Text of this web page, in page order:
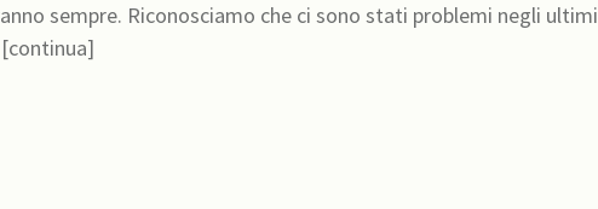
sempre. Riconosciamo che ci sono stati problemi negli ultimi